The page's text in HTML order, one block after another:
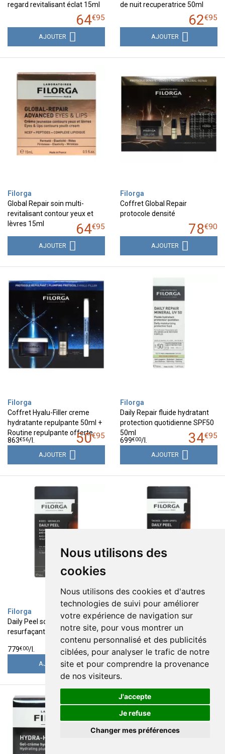
Nous utilisons des
cookies
Nous utilisons des cookies et d'autres
technologies de suivi pour améliorer
votre expérience de navigation sur
notre site, pour vous montrer un
contenu personnalisé et des publicités
ciblées, pour analyser le trafic de notre
site et pour comprendre la provenance
de nos visiteurs.
J'accepte
Je refuse
Changer mes préférences
regard revitalisant éclat 15ml
64€95
AJOUTER
de nuit recuperatrice 50ml
62€95
AJOUTER
Filorga
Global Repair soin multi-
revitalisant contour yeux et
lèvres 15ml
64€95
AJOUTER
Filorga
Coffret Global Repair
protocole densité
78€90
AJOUTER
Filorga
Coffret Hyalu-Filler creme
hydratante repulpante 50ml +
Routine repulpante offerte
50€95
863€56/l.
AJOUTER
Filorga
Daily Repair fluide hydratant
protection quotidienne SPF50
50ml
34€95
699€00/l.
AJOUTER
Filorga
Daily Peel solution Peeling
resurfaçante anti-rides 50ml
38 €95
779€00/l.
AJOUTER
Filorga
Daily Peel solution Peeling
resurfaçante anti-taches 50ml
38€
779 / l.
AJOUTER